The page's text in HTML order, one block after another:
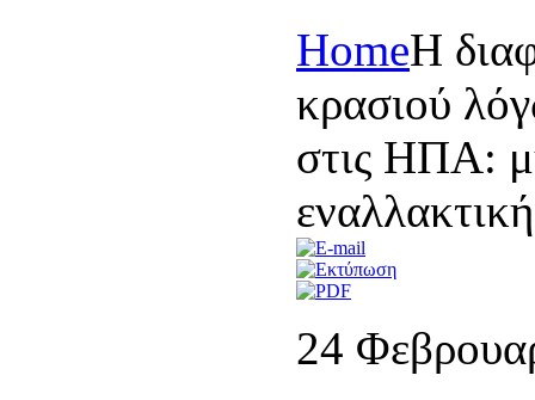
HomeΗ
κρασιού
στις ΗΠΑ:
24